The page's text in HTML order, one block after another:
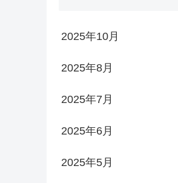
2025年10月
2025年8月
2025年7月
2025年6月
2025年5月